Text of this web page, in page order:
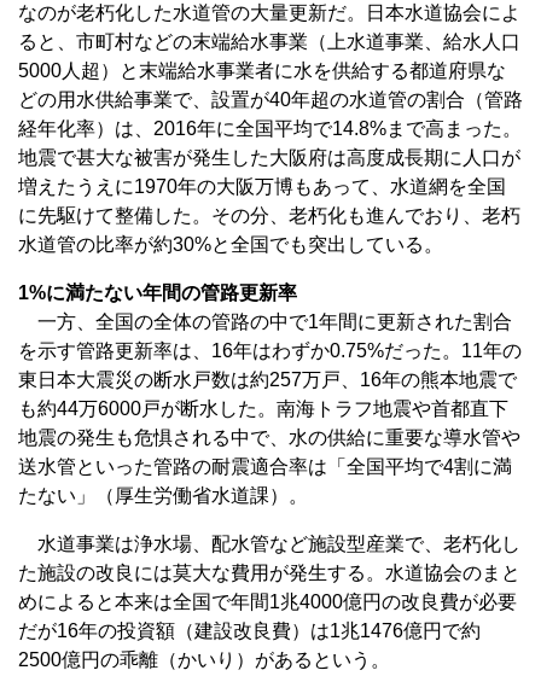
なのが老朽化した水道管の大量更新だ。日本水道協会によ
ると、市町村などの末端給水事業（上水道事業、給水人口
5000人超）と末端給水事業者に水を供給する都道府県な
どの用水供給事業で、設置が40年超の水道管の割合（管路
経年化率）は、2016年に全国平均で14.8%まで高まった。
地震で甚大な被害が発生した大阪府は高度成長期に人口が
増えたうえに1970年の大阪万博もあって、水道網を全国
に先駆けて整備した。その分、老朽化も進んでおり、老朽
水道管の比率が約30%と全国でも突出している。
1%に満たない年間の管路更新率
一方、全国の全体の管路の中で1年間に更新された割合
を示す管路更新率は、16年はわずか0.75%だった。11年の
東日本大震災の断水戸数は約257万戸、16年の熊本地震で
も約44万6000戸が断水した。南海トラフ地震や首都直下
地震の発生も危惧される中で、水の供給に重要な導水管や
送水管といった管路の耐震適合率は「全国平均で4割に満
たない」（厚生労働省水道課）。
水道事業は浄水場、配水管など施設型産業で、老朽化し
た施設の改良には莫大な費用が発生する。水道協会のまと
めによると本来は全国で年間1兆4000億円の改良費が必要
だが16年の投資額（建設改良費）は1兆1476億円で約
2500億円の乖離（かいり）があるという。